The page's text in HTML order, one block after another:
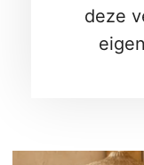
deze